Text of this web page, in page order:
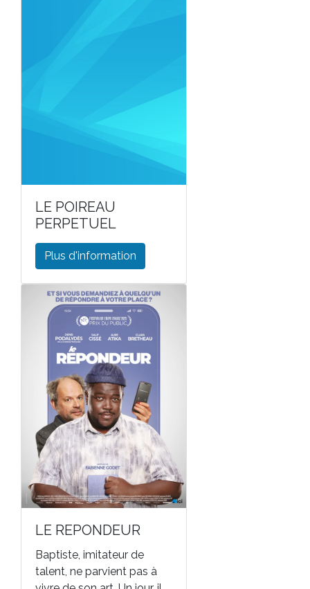
LE POIREAU
PERPETUEL
Plus d'information
LE REPONDEUR
Baptiste, imitateur de
talent, ne parvient pas à